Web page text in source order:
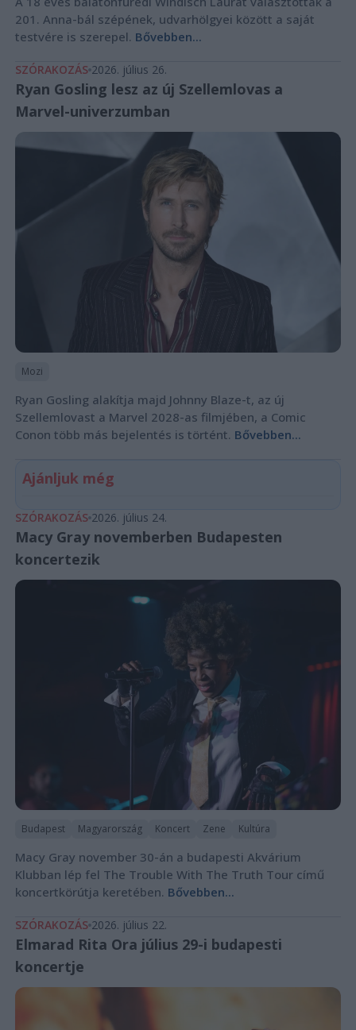
201. Anna-bál szépének, udvarhölgyei között a saját
testvére is szerepel. Bővebben...
SZÓRAKOZÁS 2026. július 26.
Ryan Gosling lesz az új Szellemlovas a
Marvel-univerzumban
Mozi
Ryan Gosling alakítja majd Johnny Blaze-t, az új
Szellemlovast a Marvel 2028-as filmjében, a Comic
Conon több más bejelentés is történt. Bővebben...
Ajánljuk még
SZÓRAKOZÁS 2026. július 24.
Macy Gray novemberben Budapesten
koncertezik
Budapest Magyarország Koncert Zene Kultúra
Macy Gray november 30-án a budapesti Akvárium
Klubban lép fel The Trouble With The Truth Tour című
koncertkörútja keretében. Bővebben...
SZÓRAKOZÁS 2026. július 22.
Elmarad Rita Ora július 29-i budapesti
koncertje